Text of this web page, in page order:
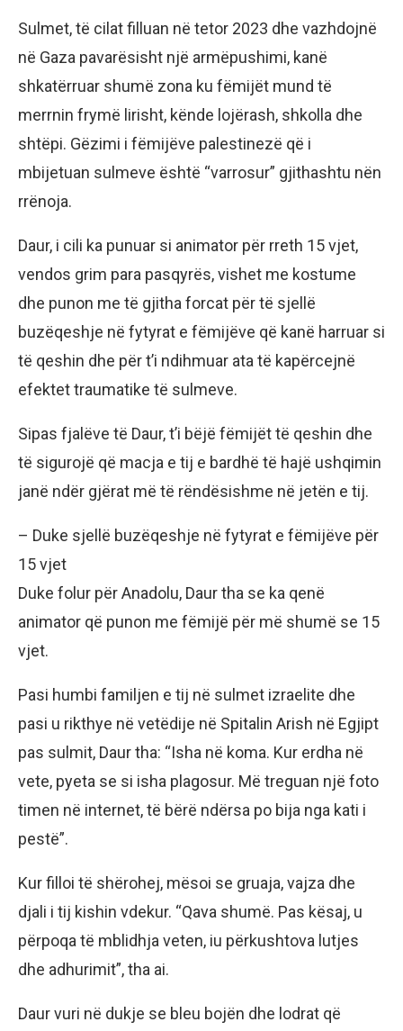
Sulmet, të cilat filluan në tetor 2023 dhe vazhdojnë
në Gaza pavarësisht një armëpushimi, kanë
shkatërruar shumë zona ku fëmijët mund të
merrnin frymë lirisht, kënde lojërash, shkolla dhe
shtëpi. Gëzimi i fëmijëve palestinezë që i
mbijetuan sulmeve është “varrosur” gjithashtu nën
rrënoja.
Daur, i cili ka punuar si animator për rreth 15 vjet,
vendos grim para pasqyrës, vishet me kostume
dhe punon me të gjitha forcat për të sjellë
buzëqeshje në fytyrat e fëmijëve që kanë harruar si
të qeshin dhe për t’i ndihmuar ata të kapërcejnë
efektet traumatike të sulmeve.
Sipas fjalëve të Daur, t’i bëjë fëmijët të qeshin dhe
të sigurojë që macja e tij e bardhë të hajë ushqimin
janë ndër gjërat më të rëndësishme në jetën e tij.
– Duke sjellë buzëqeshje në fytyrat e fëmijëve për
15 vjet
Duke folur për Anadolu, Daur tha se ka qenë
animator që punon me fëmijë për më shumë se 15
vjet.
Pasi humbi familjen e tij në sulmet izraelite dhe
pasi u rikthye në vetëdije në Spitalin Arish në Egjipt
pas sulmit, Daur tha: “Isha në koma. Kur erdha në
vete, pyeta se si isha plagosur. Më treguan një foto
timen në internet, të bërë ndërsa po bija nga kati i
pestë”.
Kur filloi të shërohej, mësoi se gruaja, vajza dhe
djali i tij kishin vdekur. “Qava shumë. Pas kësaj, u
përpoqa të mblidhja veten, iu përkushtova lutjes
dhe adhurimit”, tha ai.
Daur vuri në dukje se bleu bojën dhe lodrat që